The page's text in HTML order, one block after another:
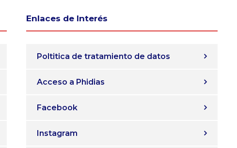
Enlaces de Interés
Poltitica de tratamiento de datos
Acceso a Phidias
Facebook
Instagram